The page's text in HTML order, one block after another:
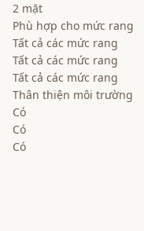
2 mặt
Phù hợp cho mức rang
Tất cả các mức rang
Tất cả các mức rang
Tất cả các mức rang
Thân thiện môi trường
Có
Có
Có